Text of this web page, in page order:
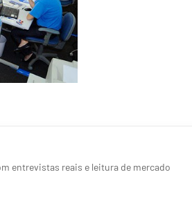
entrevistas reais e leitura de mercado